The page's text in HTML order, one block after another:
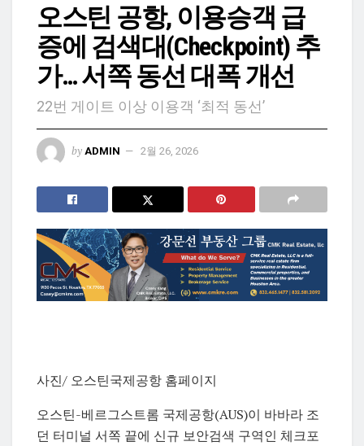
오스틴 공항, 이용승객 급
증에 검색대(Checkpoint) 추
가… 서쪽 동선 대폭 개선
22번 게이트 이상 이용객 ‘최적 동선’
by ADMIN 2월 26, 2026
사진/ 오스틴국제공항 홈페이지
오스틴-베르그스트롬 국제공항(AUS)이 바바라 조
던 터미널 서쪽 끝에 신규 보안검색 구역인 체크포